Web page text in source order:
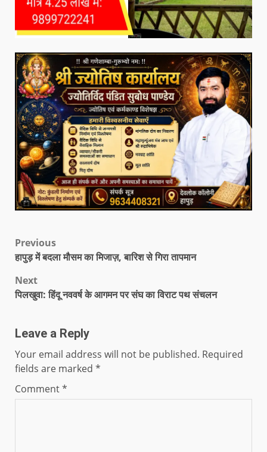
Previous
हापुड़ में बदला मौसम का मिजाज़, बारिश से गिरा तापमान
Next
पिलखुवा: हिंदू नववर्ष के आगमन पर संघ का विराट पथ संचलन
Leave a Reply
Your email address will not be published. Required
fields are marked *
Comment*